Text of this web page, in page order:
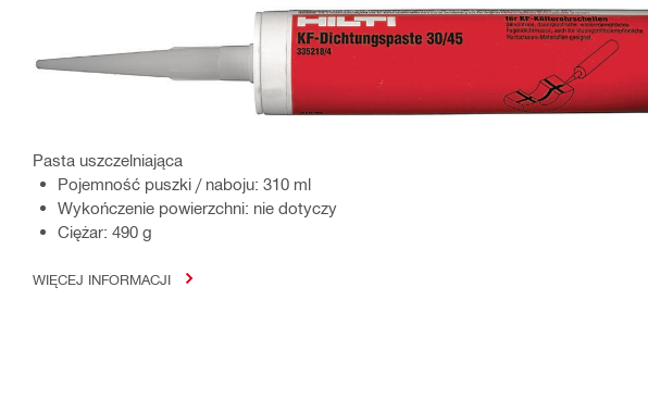
Pasta uszczelniająca
Pojemność puszki / naboju: 310 ml
Wykończenie powierzchni: nie dotyczy
Ciężar: 490 g
WIĘCEJ INFORMACJI